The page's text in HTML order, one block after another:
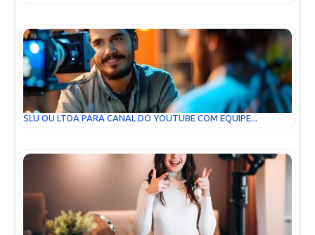
SLU OU LTDA PARA CANAL DO YOUTUBE COM EQUIPE...